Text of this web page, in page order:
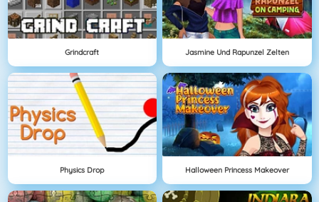
Grindcraft Jasmine Und Rapunzel Zelten
Physics Drop Halloween Princess Makeover